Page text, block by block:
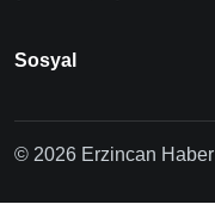
Sosyal
© 2026 Erzincan Haber